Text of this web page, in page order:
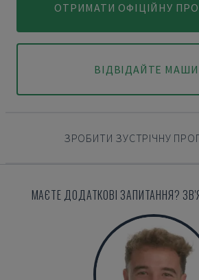
ОТРИМАТИ ОФІЦІЙНУ
ВІДВІДАЙТЕ
ЗРОБИТИ ЗУСТРІЧНУ
МАЄТЕ ДОДАТКОВІ ЗАПИТАННЯ?